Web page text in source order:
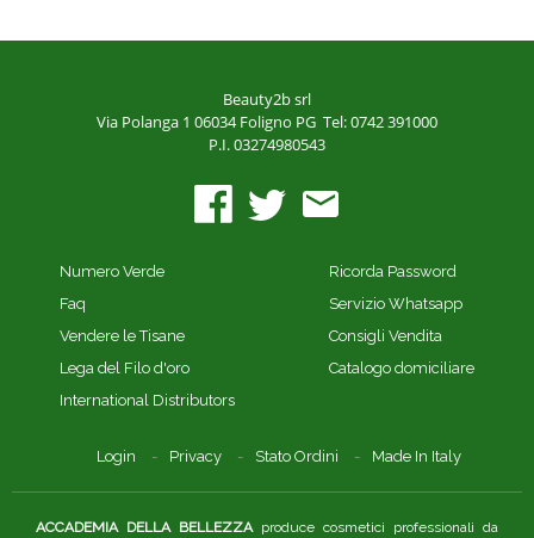
Beauty2b srl
Via Polanga 1 06034 Foligno PG Tel: 0742 391000
P.I. 03274980543
Numero Verde
Faq
Vendere le Tisane
Lega del Filo d'oro
International Distributors
Ricorda Password
Servizio Whatsapp
Consigli Vendita
Catalogo domiciliare
Login Privacy Stato Ordini Made In Italy
ACCADEMIA DELLA BELLEZZAproduce cosmetici professionali da